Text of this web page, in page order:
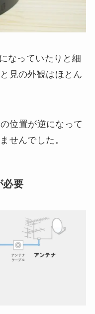
なっていたりと細
見の外観はほとん
位置が逆になって
せんでした。
必要